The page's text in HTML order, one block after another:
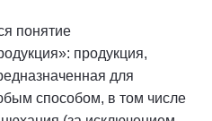
понятие
продукция,
для
способом, в том числе